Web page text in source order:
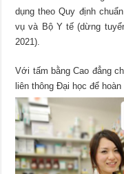
dụng theo Quy định
vụ và Bộ Y tế (dừng
2021).
Với tấm bằng Cao đẳng
liên thông Đại học để